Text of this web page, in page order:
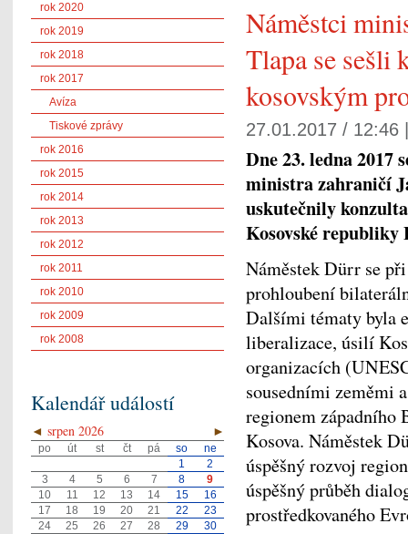
Náměstci
Tlapa se sešli
kosovským
27.01.2017 / 12:46
Dne 23. ledna 2017
ministra zahraničí
uskutečnily
Kosovské republiky
Náměstek Dürr se
prohloubení
Dalšími tématy byla
liberalizace, úsilí
organizacích
sousedními zeměmi
regionem západního
Kosova. Náměstek
úspěšný rozvoj
úspěšný průběh
prostředkovaného
rok 2020
rok 2019
rok 2018
rok 2017
Avíza
Tiskové zprávy
rok 2016
rok 2015
rok 2014
rok 2013
rok 2012
rok 2011
rok 2010
rok 2009
rok 2008
Kalendář událostí
◄ ►
srpen 2026
po út st čt pá so
ne
1
2
3
4 5 6 7 8
9
10
11 12 13 14 15
16
17
18 19 20 21 22
23
24
25 26 27 28 29
30